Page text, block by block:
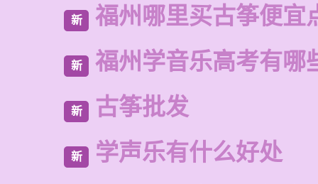
新 福州哪里买古筝便宜
新 福州学音乐高考有哪
新 古筝批发
新 学声乐有什么好处